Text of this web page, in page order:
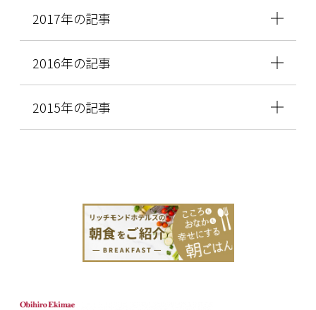
2017年の記事
2016年の記事
2015年の記事